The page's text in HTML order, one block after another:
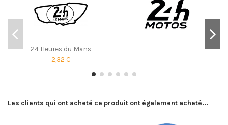
24 Heures du Mans
2,32 €
Les clients qui ont acheté ce produit ont également acheté...